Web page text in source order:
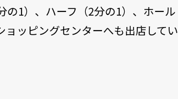
の1）、ハーフ（2分の1）、ホール
ョッピングセンターへも出店してい